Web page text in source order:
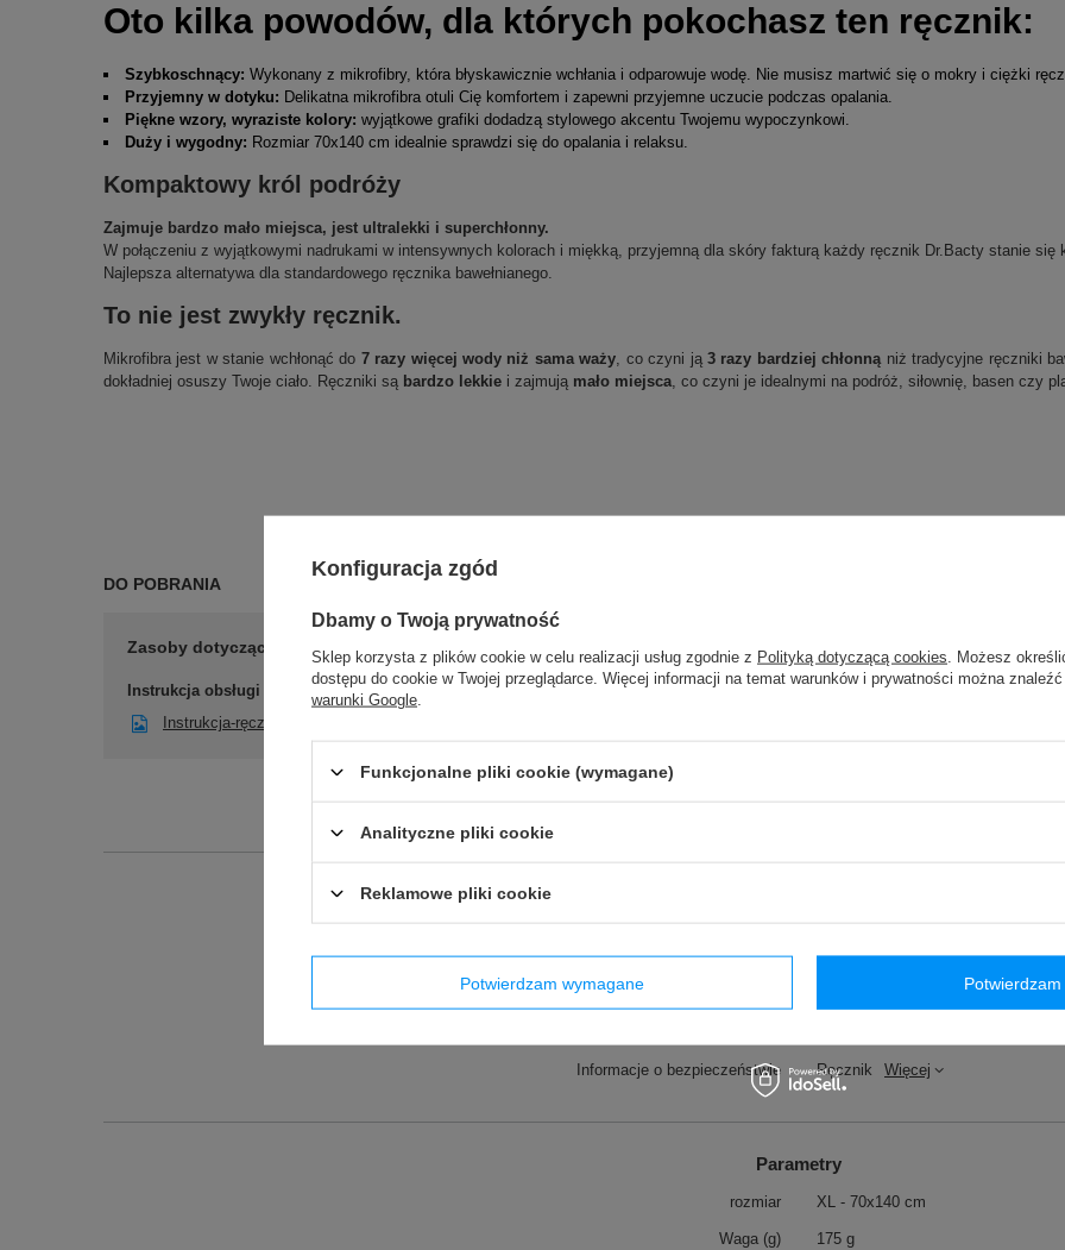
Oto kilka powodów, dla których pokochasz ten ręcznik:
Szybkoschnący: Wykonany z mikrofibry, która błyskawicznie wchłania i odparowuje wodę. Nie musisz martwić się o mokry i ciężki
Przyjemny w dotyku: Delikatna mikrofibra otuli Cię komfortem i zapewni przyjemne uczucie podczas opalania.
Piękne wzory, wyraziste kolory: wyjątkowe grafiki dodadzą stylowego akcentu Twojemu wypoczynkowi.
Duży i wygodny: Rozmiar 70x140 cm idealnie sprawdzi się do opalania i relaksu.
Kompaktowy król podróży
Zajmuje bardzo mało miejsca, jest ultralekki i superchłonny.
W połączeniu z wyjątkowymi nadrukami w intensywnych kolorach i miękką, przyjemną dla skóry fakturą każdy ręcznik Dr.Bacty stanie
Najlepsza alternatywa dla standardowego ręcznika bawełnianego.
To nie jest zwykły ręcznik.
Mikrofibra jest w stanie wchłonąć do 7 razy więcej wody niż sama waży, co czyni ją 3 razy bardziej chłonnąniż tradycyjne ręczniki
dokładniej osuszy Twoje ciało. Ręczniki są bardzo lekkie i zajmują mało miejsca, co czyni je idealnymi na podróż, siłownię, basen czy
DO POBRANIA
Zasoby dotyczące bezpieczeństwa i produktów
Instrukcja obsługi
Instrukcja-ręcznik-Dr.Bacty
Symbol DRT-XL-RIVER
24 miesiące gwarancji
Informacje o bezpieczeństwie Ręcznik Więcej
Parametry
rozmiar XL - 70x140 cm
Waga (g) 175 g
Konfiguracja zgód
Dbamy o Twoją prywatność
Sklep korzysta z plików cookie w celu realizacji usług zgodnie z Polityką dotyczącą cookies . Możesz
dostępu do cookie w Twojej przeglądarce. Więcej informacji na temat warunków i prywatności można
warunki Google
Funkcjonalne pliki cookie (wymagane)
Analityczne pliki cookie
Reklamowe pliki cookie
Potwierdzam wymagane